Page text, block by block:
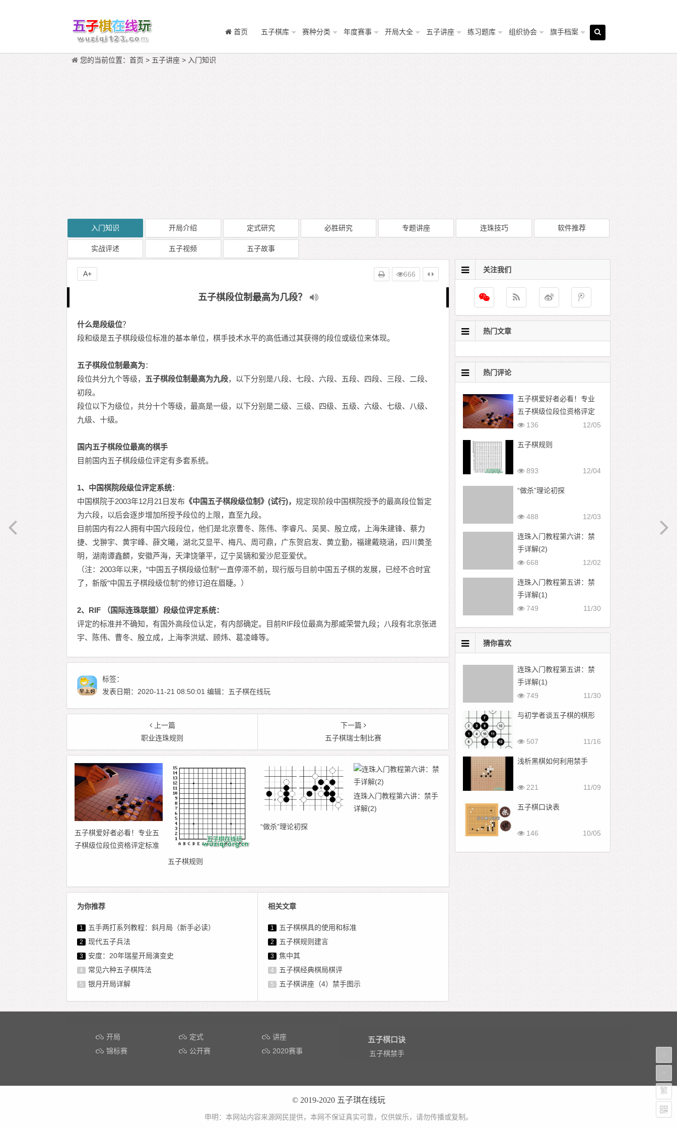
首页 五子棋库 赛种分类 年度赛事 开局大全 五子讲座 练习题库 组织协会 旗手档案
您的当前位置： 首页 > 五子讲座 > 入门知识
入门知识 开局介绍 定式研究 必胜研究 专题讲座 连珠技巧 软件推荐
实战评述 五子视频 五子故事
五子棋段位制最高为几段？
什么是段级位？
段和级是五子棋段级位标准的基本单位，棋手技术水平的高低通过其获得的段位或级位来体现。
五子棋段位制最高为：
段位共分九个等级， 五子棋段位制最高为九段，以下分别是八段、七段、六段、五段、四段、三段、二段、
初段。
段位以下为级位，共分十个等级，最高是一级，以下分别是二级、三级、四级、五级、六级、七级、八级、
九级、十级。
国内五子棋段位最高的棋手
目前国内五子棋段级位评定有多套系统。
1、中国棋院段级位评定系统：
中国棋院于2003年12月21日发布 《中国五子棋段级位制》(试行)， 规定现阶段中国棋院授予的最高段位暂定
为六段，以后会逐步增加所授予段位的上限，直至九段。
目前国内有22人拥有中国六段段位，他们是北京曹冬、陈伟、李睿凡、吴昊、殷立成，上海朱建锋、蔡力
捷、戈翀宇、黄宇峰、薛文曦，湖北艾显平、梅凡、周可鼎，广东贺启发、黄立勤，福建戴晓涵，四川黄圣
明，湖南谭鑫麟，安徽芦海，天津饶肇平，辽宁吴镝和爱沙尼亚爱伏。
（注：2003年以来，“中国五子棋段级位制”一直停滞不前，现行版与目前中国五子棋的发展，已经不合时宜
了，新版“中国五子棋段级位制”的修订迫在眉睫。）
2、RIF （国际连珠联盟）段级位评定系统：
评定的标准并不确知，有国外高段位认定，有内部确定。目前RIF段位最高为那威荣誉九段；八段有北京张进
宇、陈伟、曹冬、殷立成，上海李洪斌、顾炜、葛凌峰等。
666
A+
标签：
发表日期：2020-11-21 08:50:01 编辑：五子棋在线玩
上一篇
职业连珠规则
下一篇
五子棋瑞士制比赛
五子棋爱好者必看！专业五
子棋级位段位资格评定标准
五子棋规则
“做杀”理论初探
连珠入门教程第六讲：禁手
详解(2)
为你推荐
1 五手两打系列教程：斜月局（新手必读）
2 现代五子兵法
3 安度：20年瑞星开局演变史
4 常见六种五子棋阵法
5 银月开局详解
相关文章
1 五子棋棋具的使用和标准
2 五子棋规则建言
3 焦中其
4 五子棋经典棋局棋评
5 五子棋讲座（4）禁手图示
关注我们
热门文章
热门评论
五子棋爱好者必看！专业
五子棋级位段位资格评定
标准
12/05
136
五子棋规则
12/04
893
“做杀”理论初探
12/03
488
连珠入门教程第六讲：禁
手详解(2)
12/02
668
连珠入门教程第五讲：禁
手详解(1)
11/30
749
猜你喜欢
连珠入门教程第五讲：禁
手详解(1)
11/30
749
与初学者谈五子棋的棋形
11/16
507
浅析黑棋如何利用禁手
11/09
221
五子棋口诀表
10/05
146
开局 定式
讲座
锦标赛
公开赛 2020赛事
五子棋口诀
五子棋禁手
繁
© 2019-2020 五子琪在线玩
申明：本网站内容来源网民提供，本网不保证真实可靠，仅供娱乐，请勿传播或复制。